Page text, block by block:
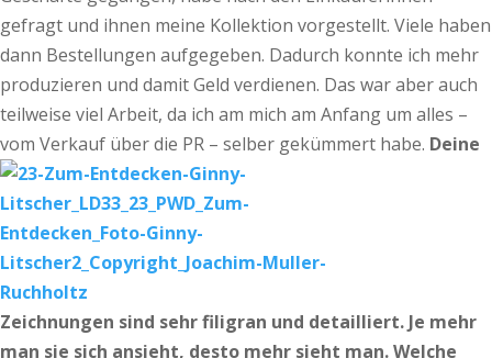
gefragt und ihnen meine Kollektion vorgestellt. Viele haben
dann Bestellungen aufgegeben. Dadurch konnte ich mehr
produzieren und damit Geld verdienen. Das war aber auch
teilweise viel Arbeit, da ich am mich am Anfang um alles –
vom Verkauf über die PR – selber gekümmert habe. Deine
Zeichnungen sind sehr filigran und detailliert. Je mehr
man sie sich ansieht, desto mehr sieht man. Welche